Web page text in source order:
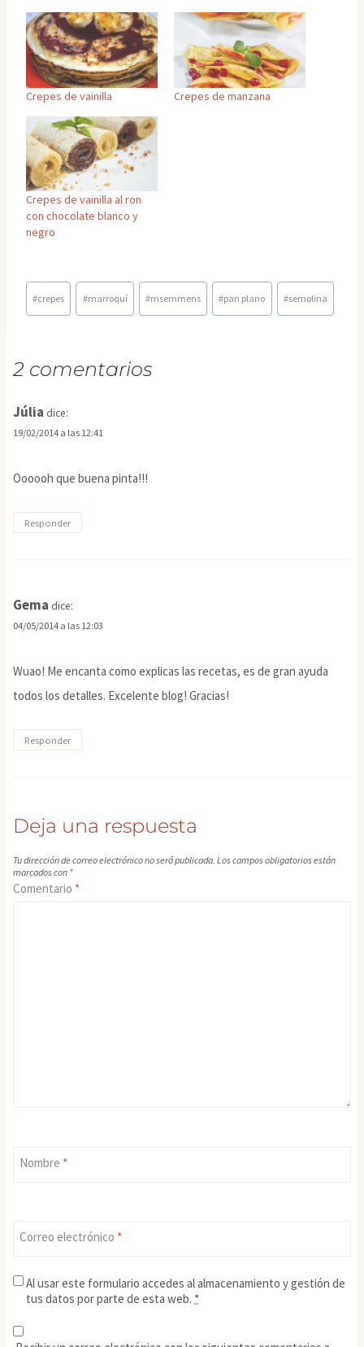
Crepes de vainilla Crepes de manzana
Crepes de vainilla al ron
con chocolate blanco y
negro
Etiquetas
de
#crepes #marroquí #msemmens #pan plano #semolina
2 comentarios
Júlia dice:
19/02/2014 a las 12:41
Oooooh que buena pinta!!!
Responder
Gema dice:
04/05/2014 a las 12:03
Wuao! Me encanta como explicas las recetas, es de gran ayuda
todos los detalles. Excelente blog! Gracias!
Responder
Deja una respuesta
Tu dirección de correo electrónico no será publicada. Los campos obligatorios están
marcados con *
Comentario *
Nombre *
Correo electrónico *
Al usar este formulario accedes al almacenamiento y gestión de
tus datos por parte de esta web. *